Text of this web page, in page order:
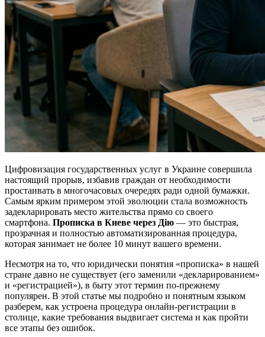
Цифровизация государственных услуг в Украине совершила
настоящий прорыв, избавив граждан от необходимости
простаивать в многочасовых очередях ради одной бумажки.
Самым ярким примером этой эволюции стала возможность
задекларировать место жительства прямо со своего
смартфона. Прописка в Киеве через Дію — это быстрая,
прозрачная и полностью автоматизированная процедура,
которая занимает не более 10 минут вашего времени.
Несмотря на то, что юридически понятия «прописка» в нашей
стране давно не существует (его заменили «декларированием»
и «регистрацией»), в быту этот термин по-прежнему
популярен. В этой статье мы подробно и понятным языком
разберем, как устроена процедура онлайн-регистрации в
столице, какие требования выдвигает система и как пройти
все этапы без ошибок.